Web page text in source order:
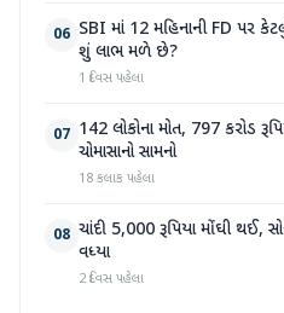
06 SBI માં 12 મહિનાની FD પર
શું લાભ મળે છે?
1 દિવસ પહેલા
07 142 લોકોના મોત, 797 કરોડ
ચોમાસાનો સામનો
18 કલાક પહેલા
08 ચાંદી 5,000 રૂપિયા મોંઘી થઈ,
વધ્યા
2 દિવસ પહેલા